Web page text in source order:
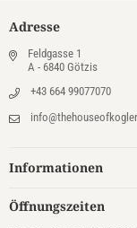
Adresse
Feldgasse 1
A - 6840 Götzis
+43 664 99077070
Informationen
Öffnungszeiten